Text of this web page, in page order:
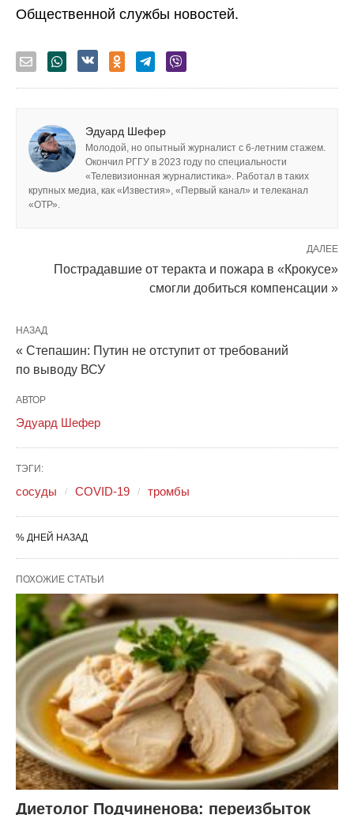
Общественной службы новостей.
Эдуард Шефер
Молодой, но опытный журналист с 6-летним стажем.
Окончил РГГУ в 2023 году по специальности
«Телевизионная журналистика». Работал в таких
крупных медиа, как «Известия», «Первый канал» и телеканал
«ОТР».
ДАЛЕЕ
Пострадавшие от теракта и пожара в «Крокусе»
смогли добиться компенсации »
НАЗАД
« Степашин: Путин не отступит от требований
по выводу ВСУ
АВТОР
Эдуард Шефер
ТЭГИ:
сосуды COVID-19 тромбы
% ДНЕЙ НАЗАД
ПОХОЖИЕ СТАТЬИ
Диетолог Подчиненова: переизбыток